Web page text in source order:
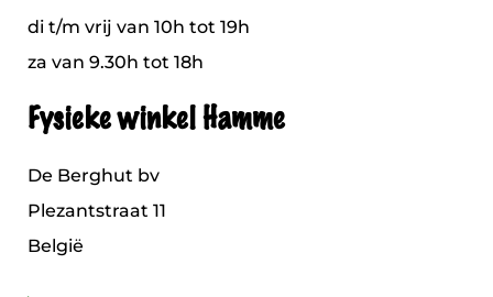
di t/m vrij van 10h tot 19h
za van 9.30h tot 18h
Fysieke winkel Hamme
De Berghut bv
Plezantstraat 11
België